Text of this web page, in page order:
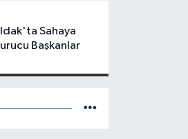
Başkanı
Anket
Sahaya
Başkanlar